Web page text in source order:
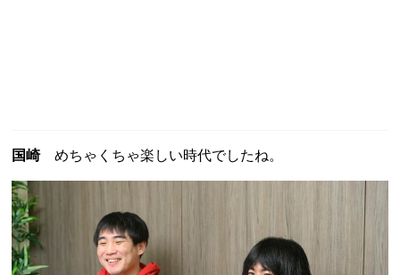
国崎めちゃくちゃ楽しい時代でしたね。